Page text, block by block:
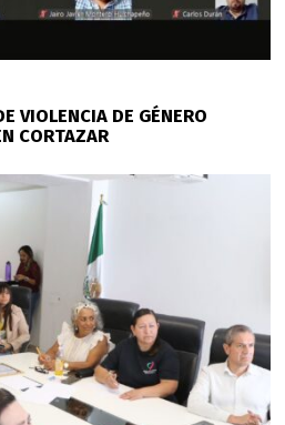
VIOLENCIA DE GÉNERO
CORTAZAR